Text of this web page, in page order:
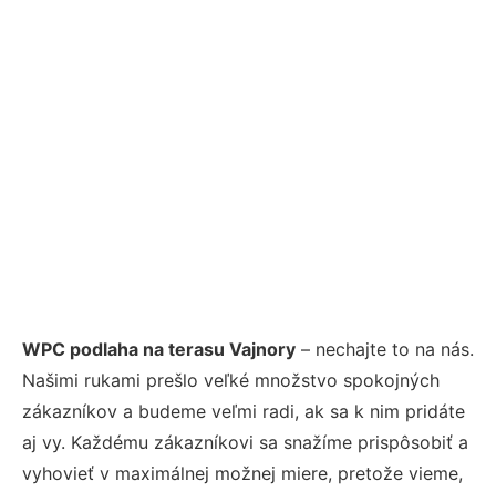
WPC podlaha na terasu Vajnory – nechajte to na nás.
Našimi rukami prešlo veľké množstvo spokojných
zákazníkov a budeme veľmi radi, ak sa k nim pridáte
aj vy. Každému zákazníkovi sa snažíme prispôsobiť a
vyhovieť v maximálnej možnej miere, pretože vieme,